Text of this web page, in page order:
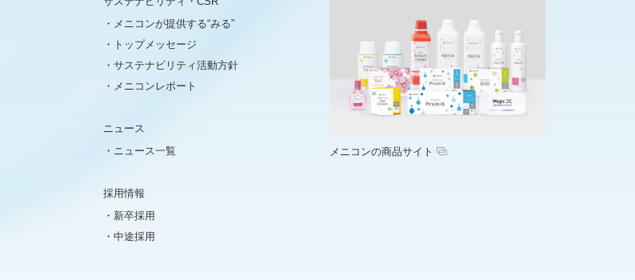
メニコンが提供する“みる”
トップメッセージ
サステナビリティ活動方針
メニコンレポート
ニュース
ニュース一覧
採用情報
新卒採用
中途採用
メニコンの商品サイト